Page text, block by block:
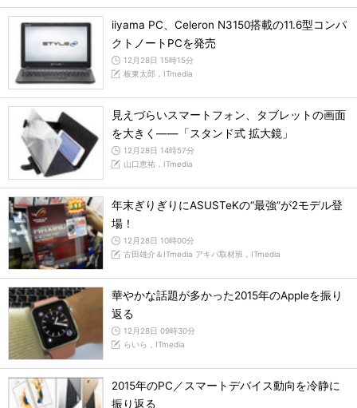
iiyama PC、Celeron N3150搭載の11.6型コンパ
クトノートPCを発売
12月28日 15時15分
板東太郎，ITmedia
見えづらいスマートフォン、タブレットの画面
を大きく――「スタンド式 拡大鏡」
12月28日 14時57分
山口恵祐，ITmedia
年末ぎりぎりにASUSTeKの“最強”が2モデル登
場！
12月28日 10時00分
古田雄介＆ITmedia アキバ取材班，ITmedia
華やかな話題が多かった2015年のAppleを振り
返る
12月28日 09時30分
らいら，ITmedia
2015年のPC／スマートデバイス動向を冷静に
振り返る